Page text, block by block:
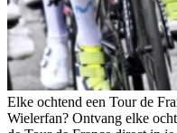
Elke ochtend een Tour de
Wielerfan? Ontvang elke